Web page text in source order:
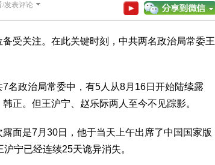
/发表评论
受关注。在此关键时刻，中共两名政治局常委王
名政治局常委中，有5人从8月16日开始陆续露
正。但王沪宁、赵乐际两人至今不见踪影。
面是7月30日，他于当天上午出席了中国国家版
宁已经连续25天诡异消失。